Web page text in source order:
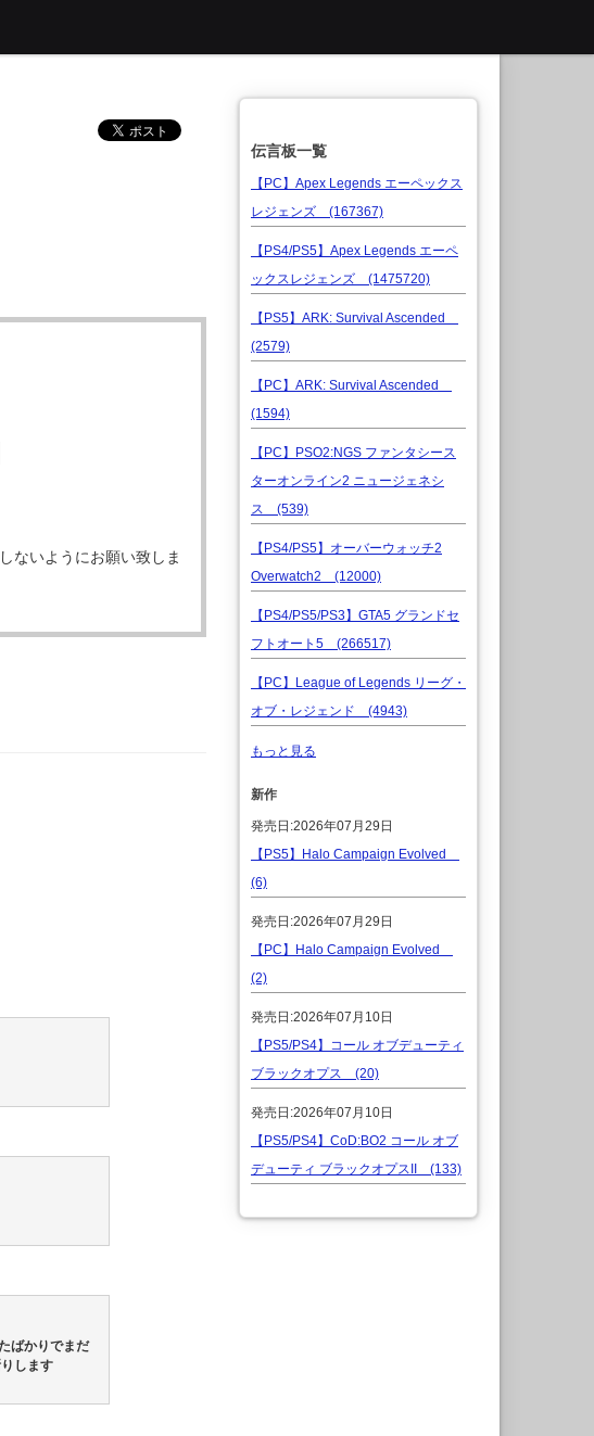
ないようにお願い致しま
ばかりでまだ
します
伝言板一覧
【PC】Apex Legends エーペックス
レジェンズ (167367)
【PS4/PS5】Apex Legends エーペ
ックスレジェンズ (1475720)
【PS5】ARK: Survival Ascended
(2579)
【PC】ARK: Survival Ascended
(1594)
【PC】PSO2:NGS ファンタシース
ターオンライン2 ニュージェネシ
ス (539)
【PS4/PS5】オーバーウォッチ2
Overwatch2 (12000)
【PS4/PS5/PS3】GTA5 グランドセ
フトオート5 (266517)
【PC】League of Legends リーグ・
オブ・レジェンド (4943)
もっと見る
新作
発売日:2026年07月29日
【PS5】Halo Campaign Evolved
(6)
発売日:2026年07月29日
【PC】Halo Campaign Evolved
(2)
発売日:2026年07月10日
【PS5/PS4】コール オブデューティ
ブラックオプス (20)
発売日:2026年07月10日
【PS5/PS4】CoD:BO2 コール オブ
デューティ ブラックオプスII (133)